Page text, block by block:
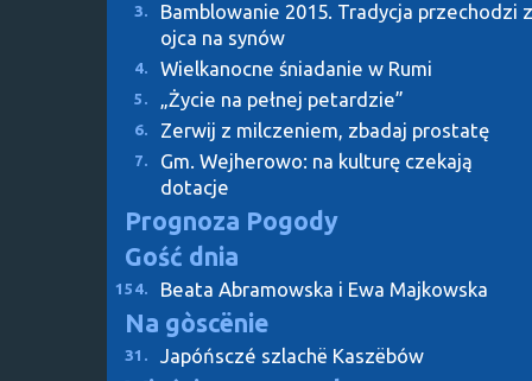
3.
Bamblowanie 2015. Tradycja przechodzi z
ojca na synów
4. Wielkanocne śniadanie w Rumi
5. „Życie na pełnej petardzie”
6. Zerwij z milczeniem, zbadaj prostatę
7.
Gm. Wejherowo: na kulturę czekają
dotacje
Prognoza Pogody
Gość dnia
154. Beata Abramowska i Ewa Majkowska
Na gòscënie
31. Japóńsczé szlachë Kaszëbów